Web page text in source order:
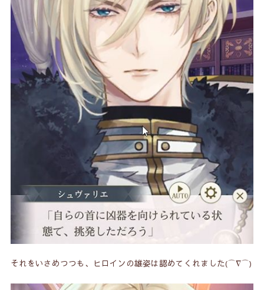
それをいさめつつも、ヒロインの雄姿は認めてくれました(⌒∇⌒)